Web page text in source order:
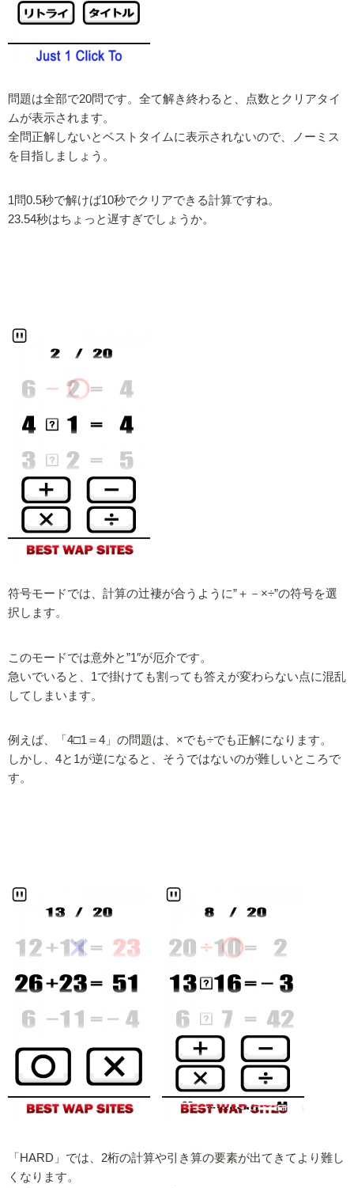
問題は全部で20問です。全て解き終わると、点数とクリアタイ
ムが表示されます。
全問正解しないとベストタイムに表示されないので、ノーミス
を目指しましょう。
1問0.5秒で解けば10秒でクリアできる計算ですね。
23.54秒はちょっと遅すぎでしょうか。
符号モードでは、計算の辻褄が合うように”＋－×÷”の符号を選
択します。
このモードでは意外と”1″が厄介です。
急いでいると、1で掛けても割っても答えが変わらない点に混乱
してしまいます。
例えば、「4□1＝4」の問題は、×でも÷でも正解になります。
しかし、4と1が逆になると、そうではないのが難しいところで
す。
「HARD」では、2桁の計算や引き算の要素が出てきてより難し
くなります。